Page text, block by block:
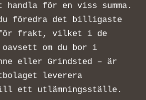
handla för en viss summa.
du föredra det billigaste
frakt, vilket i de
om du bor i
eller Grindsted – är
leverera
ett utlämningsställe.